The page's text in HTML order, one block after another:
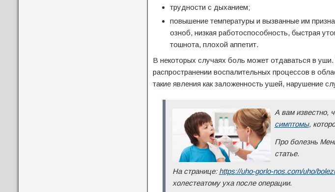
трудности с дыханием;
повышение температуры и вызванные им
озноб, низкая работоспособность, быстрая
тошнота, плохой аппетит.
В некоторых случаях боль может отдаваться в уши.
распространении воспалительных процессов в
такие явления как заложенность ушей, нарушение
А вам известно,
симптомы,
Про болезнь
статье.
На странице: https://uho-gorlo-nos.com/uho/
холестеатому уха после операции.